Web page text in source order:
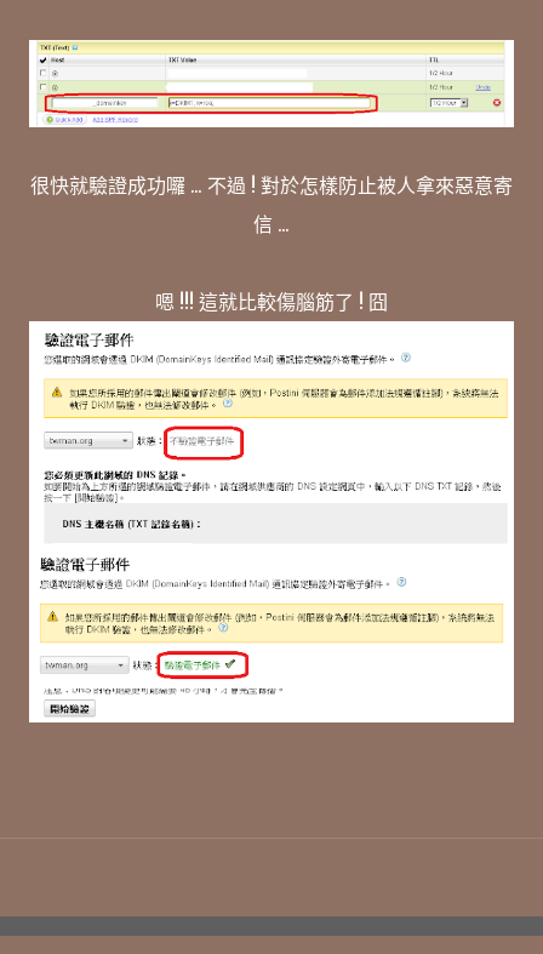
很快就驗證成功囉 ... 不過 ! 對於怎樣防止被人拿來惡意寄
信 ...
嗯 !!! 這就比較傷腦筋了 ! 囧